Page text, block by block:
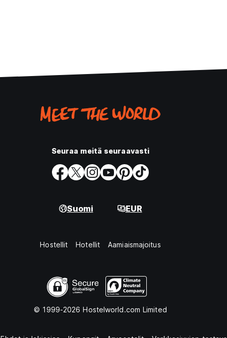
Seuraa meitä seuraavasti
Suomi EUR
Hostellit Hotellit Aamiaismajoitus
© 1999-2026 Hostelworld.com Limited